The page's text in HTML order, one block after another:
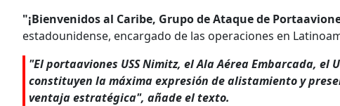
"¡Bienvenidos al Caribe, Grupo de Ataque de
estadounidense, encargado de las operaciones en
"El portaaviones USS Nimitz, el Ala Aérea Embarcada, el
constituyen la máxima expresión de alistamiento y
ventaja estratégica", añade el texto.